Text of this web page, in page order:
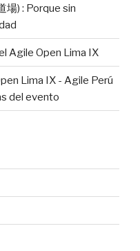
場) : Porque sin
Agile Open Lima IX
Lima IX - Agile Perú
del evento